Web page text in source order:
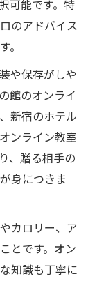
可能です。特
のアドバイス
や保存がしや
館のオンライ
新宿のホテル
ンライン教室
、贈る相手の
身につきま
カロリー、ア
とです。オン
知識も丁寧に